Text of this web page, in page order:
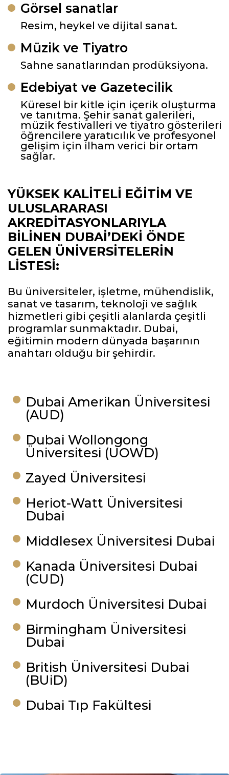
Görsel sanatlar
Resim, heykel ve dijital sanat.
Müzik ve Tiyatro
Sahne sanatlarından prodüksiyona.
Edebiyat ve Gazetecilik
Küresel bir kitle için içerik oluşturma
ve tanıtma. Şehir sanat galerileri,
müzik festivalleri ve tiyatro gösterileri
öğrencilere yaratıcılık ve profesyonel
gelişim için ilham verici bir ortam
sağlar.
YÜKSEK KALITELI EĞITIM VE
ULUSLARARASI
AKREDITASYONLARIYLA
BILINEN DUBAI’DEKI ÖNDE
GELEN ÜNIVERSITELERIN
LISTESI:
Bu üniversiteler, işletme, mühendislik,
sanat ve tasarım, teknoloji ve sağlık
hizmetleri gibi çeşitli alanlarda çeşitli
programlar sunmaktadır. Dubai,
eğitimin modern dünyada başarının
anahtarı olduğu bir şehirdir.
Dubai Amerikan Üniversitesi
(AUD)
Dubai Wollongong
Üniversitesi (UOWD)
Zayed Üniversitesi
Heriot-Watt Üniversitesi
Dubai
Middlesex Üniversitesi Dubai
Kanada Üniversitesi Dubai
(CUD)
Murdoch Üniversitesi Dubai
Birmingham Üniversitesi
Dubai
British Üniversitesi Dubai
(BUiD)
Dubai Tıp Fakültesi